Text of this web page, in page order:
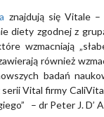
znajdują się Vitale
diety zgodnej z
wzmacniają
również
badań
Vital firmy
– dr Peter J. D’